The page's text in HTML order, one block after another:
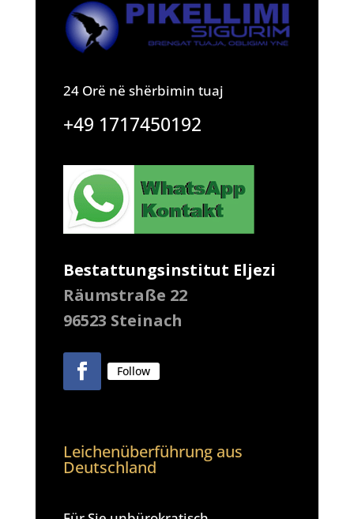
24 Orë në shërbimin tuaj
+49 1717450192
Bestattungsinstitut Eljezi
Räumstraße 22
96523 Steinach
Follow
Leichenüberführung aus
Deutschland